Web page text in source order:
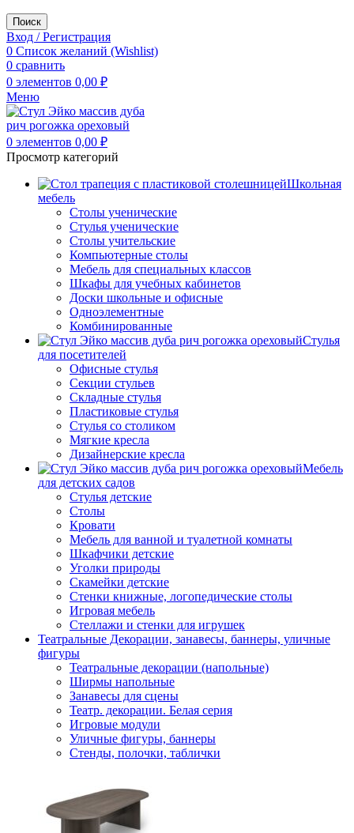
Поиск
Вход / Регистрация
0 Список желаний (Wishlist)
0 сравнить
0 элементов 0,00 ₽
Меню
0 элементов 0,00 ₽
Просмотр категорий
Школьная
мебель
Столы ученические
Стулья ученические
Столы учительские
Компьютерные столы
Мебель для специальных классов
Шкафы для учебных кабинетов
Доски школьные и офисные
Одноэлементные
Комбинированные
Стулья
для посетителей
Офисные стулья
Секции стульев
Складные стулья
Пластиковые стулья
Стулья со столиком
Мягкие кресла
Дизайнерские кресла
Мебель
для детских садов
Стулья детские
Столы
Кровати
Мебель для ванной и туалетной комнаты
Шкафчики детские
Уголки природы
Скамейки детские
Стенки книжные, логопедические столы
Игровая мебель
Стеллажи и стенки для игрушек
Театральные Декорации, занавесы, баннеры, уличные
фигуры
Театральные декорации (напольные)
Ширмы напольные
Занавесы для сцены
Театр. декорации. Белая серия
Игровые модули
Уличные фигуры, баннеры
Стенды, полочки, таблички